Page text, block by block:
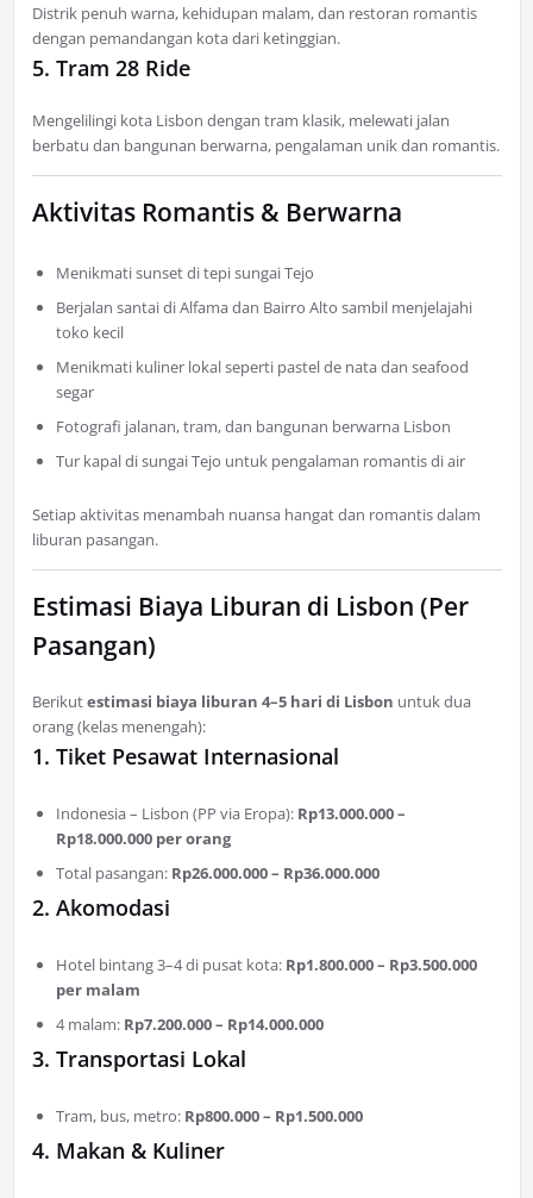
Distrik penuh warna, kehidupan malam, dan restoran romantis
dengan pemandangan kota dari ketinggian.
5. Tram 28 Ride
Mengelilingi kota Lisbon dengan tram klasik, melewati jalan
berbatu dan bangunan berwarna, pengalaman unik dan romantis.
Aktivitas Romantis & Berwarna
Menikmati sunset di tepi sungai Tejo
Berjalan santai di Alfama dan Bairro Alto sambil menjelajahi
toko kecil
Menikmati kuliner lokal seperti pastel de nata dan seafood
segar
Fotografi jalanan, tram, dan bangunan berwarna Lisbon
Tur kapal di sungai Tejo untuk pengalaman romantis di air
Setiap aktivitas menambah nuansa hangat dan romantis dalam
liburan pasangan.
Estimasi Biaya Liburan di Lisbon (Per
Pasangan)
Berikutestimasi biaya liburan 4–5 hari di Lisbon untuk dua
orang (kelas menengah):
1. Tiket Pesawat Internasional
Indonesia – Lisbon (PP via Eropa): Rp13.000.000 –
Rp18.000.000 per orang
Total pasangan: Rp26.000.000 – Rp36.000.000
2. Akomodasi
Hotel bintang 3–4 di pusat kota: Rp1.800.000 – Rp3.500.000
per malam
4 malam: Rp7.200.000 – Rp14.000.000
3. Transportasi Lokal
Tram, bus, metro: Rp800.000 – Rp1.500.000
4. Makan & Kuliner